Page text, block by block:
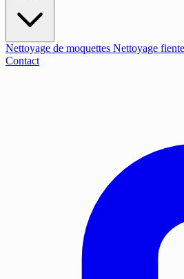
Nettoyage de moquettes Nettoyage
Contact